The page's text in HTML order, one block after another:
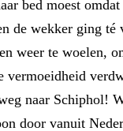
bed moest
de wekker ging
weer te woelen,
naar Schiphol!
door vanuit